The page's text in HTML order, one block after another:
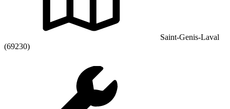
Saint-Genis-Laval
(69230)